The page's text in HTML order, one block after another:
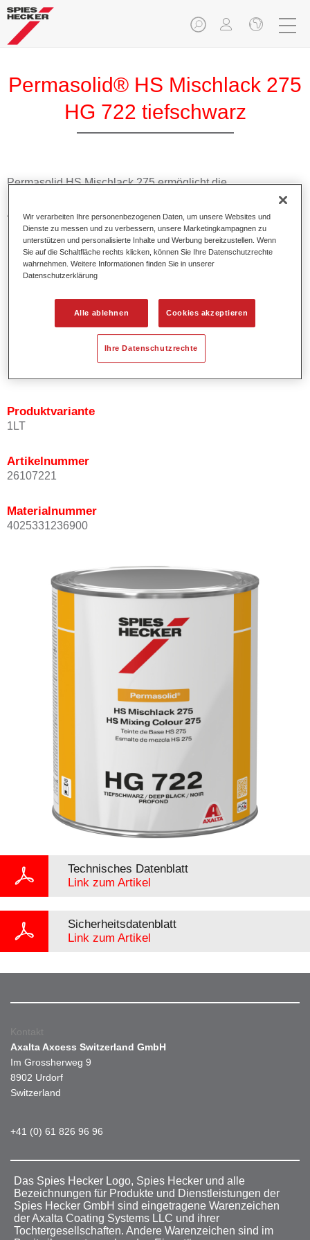
Permasolid® HS Mischlack 275
HG 722 tiefschwarz
Permasolid HS Mischlack 275 ermöglicht die
Farbtonausmischung vom hochwertigen Permasolid HS
Autolack 275 mit allen Uni-Farbtönen für die Pkw-
Lackierung.
Produktmerkmale
Erlaubt eine einfache und schnelle Verarbeitung in 1,5
Ermöglicht schnelle Trocknungszeiten.
Bietet ein hohes Deckvermögen.
Besitzt einen exzellenten Decklackstand.
Entspricht den VOC Anforderungen.
Produktvariante
1LT
Artikelnummer
26107221
Materialnummer
4025331236900
Technisches Datenblatt
Link zum Artikel
Sicherheitsdatenblatt
Link zum Artikel
Kontakt
Axalta Axcess Switzerland GmbH
Im Grossherweg 9
8902 Urdorf
Switzerland
+41 (0) 61 826 96 96
Das Spies Hecker Logo, Spies Hecker und alle
Bezeichnungen für Produkte und Dienstleistungen der
Spies Hecker GmbH sind eingetragene Warenzeichen
der Axalta Coating Systems LLC und ihrer
Tochtergesellschaften. Andere Warenzeichen sind im
Wir verarbeiten Ihre personenbezogenen Daten, um unsere Websites und
Dienste zu messen und zu verbessern, unsere Marketingkampagnen zu
unterstützen und personalisierte Inhalte und Werbung bereitzustellen. Wenn
Sie auf die Schaltfläche rechts klicken, können Sie Ihre Datenschutzrechte
wahrnehmen. Weitere Informationen finden Sie in unserer
Datenschutzerklärung
Alle ablehnen Cookies akzeptieren
Ihre Datenschutzrechte